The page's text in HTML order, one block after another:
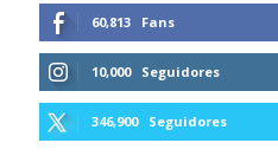
60,813 Fans
10,000 Seguidores
346,900 Seguidores